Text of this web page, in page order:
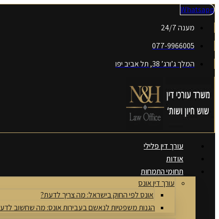
דלג
Whatsapp
מענה 24/7
077-9966005
המלך ג’ורג’ 38, תל אביב יפו
עורך דין פלילי
אודות
תחומי התמחות
עורך דין אונס
אונס לפי החוק בישראל: מה צריך לדעת?
הגנות משפטיות לנאשם בעבירות אונס: מה שחשוב